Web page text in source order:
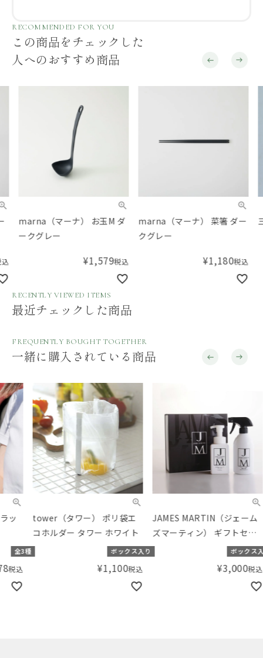
RECOMMENDED FOR YOU
この商品をチェックした
人へのおすすめ商品
marna（マーナ） お玉M ダ
ークグレー
1,579税込
marna（マーナ） 菜箸 ダー
クグレー
1,180税込
三
RECENTLY VIEWED ITEMS
最近チェックした商品
FREQUENTLY BOUGHT TOGETHER
一緒に購入されている商品
tower（タワー） ポリ袋エ
コホルダー タワー ホワイト
ボックス入り
1,100税込
JAMES MARTIN（ジェーム
ズマーティン） ギフトセッ
トA
ボックス入り
3,000税込
ズ
サ
ル